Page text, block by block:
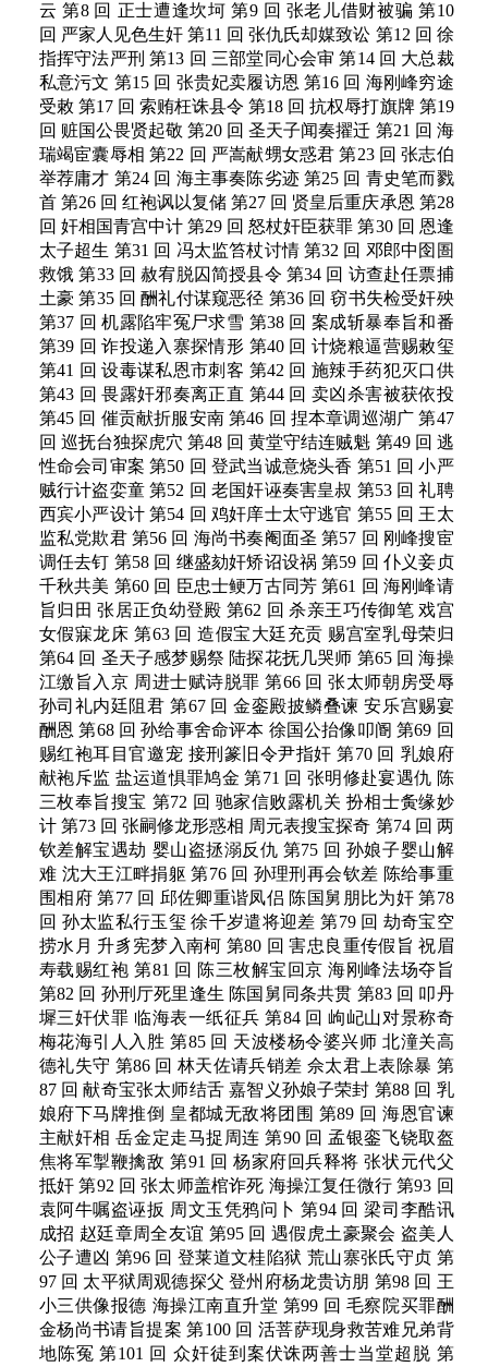
云 第8 回 正士遭逢坎坷 第9 回 张老儿借财被骗 第10
回 严家人见色生奸 第11 回 张仇氏却媒致讼 第12 回 徐
指挥守法严刑 第13 回 三部堂同心会审 第14 回 大总裁
私意污文 第15 回 张贵妃卖履访恩 第16 回 海刚峰穷途
受敕 第17 回 索贿枉诛县令 第18 回 抗权辱打旗牌 第19
回 赃国公畏贤起敬 第20 回 圣天子闻奏擢迁 第21 回 海
瑞竭宦囊辱相 第22 回 严嵩献甥女惑君 第23 回 张志伯
举荐庸才 第24 回 海主事奏陈劣迹 第25 回 青史笔而戮
首 第26 回 红袍讽以复储 第27 回 贤皇后重庆承恩 第28
回 奸相国青宫中计 第29 回 怒杖奸臣获罪 第30 回 恩逢
太子超生 第31 回 冯太监笞杖讨情 第32 回 邓郎中囹圄
救饿 第33 回 赦宥脱囚简授县令 第34 回 访查赴任票捕
土豪 第35 回 酬礼付谋窥恶径 第36 回 窃书失检受奸殃
第37 回 机露陷牢冤尸求雪 第38 回 案成斩暴奉旨和番
第39 回 诈投递入寨探情形 第40 回 计烧粮逼营赐敕玺
第41 回 设毒谋私恩市刺客 第42 回 施辣手药犯灭口供
第43 回 畏露奸邪奏离正直 第44 回 卖凶杀害被获依投
第45 回 催贡献折服安南 第46 回 捏本章调巡湖广 第47
回 巡抚台独探虎穴 第48 回 黄堂守结连贼魁 第49 回 逃
性命会司审案 第50 回 登武当诚意烧头香 第51 回 小严
贼行计盗娈童 第52 回 老国奸诬奏害皇叔 第53 回 礼聘
西宾小严设计 第54 回 鸡奸庠士太守逃官 第55 回 王太
监私党欺君 第56 回 海尚书奏阉面圣 第57 回 刚峰搜宦
调任去钉 第58 回 继盛劾奸矫诏设祸 第59 回 仆义妾贞
千秋共美 第60 回 臣忠士鲠万古同芳 第61 回 海刚峰请
旨归田 张居正负幼登殿 第62 回 杀亲王巧传御笔 戏宫
女假寐龙床 第63 回 造假宝大廷充贡 赐宫室乳母荣归
第64 回 圣天子感梦赐祭 陆探花抚几哭师 第65 回 海操
江缴旨入京 周进士赋诗脱罪 第66 回 张太师朝房受辱
孙司礼内廷阻君 第67 回 金銮殿披鳞叠谏 安乐宫赐宴
酬恩 第68 回 孙给事舍命评本 徐国公抬像叩阍 第69 回
赐红袍耳目官邀宠 接刑篆旧令尹指奸 第70 回 乳娘府
献袍斥监 盐运道惧罪鸠金 第71 回 张明修赴宴遇仇 陈
三枚奉旨搜宝 第72 回 驰家信败露机关 扮相士夤缘妙
计 第73 回 张嗣修龙形惑相 周元表搜宝探奇 第74 回 两
钦差解宝遇劫 婴山盗拯溺反仇 第75 回 孙娘子婴山解
难 沈大王江畔捐躯 第76 回 孙理刑再会钦差 陈给事重
围相府 第77 回 邱佐卿重谐凤侣 陈国舅朋比为奸 第78
回 孙太监私行玉玺 徐千岁遣将迎差 第79 回 劫奇宝空
捞水月 升豸宪梦入南柯 第80 回 害忠良重传假旨 祝眉
寿载赐红袍 第81 回 陈三枚解宝回京 海刚峰法场夺旨
第82 回 孙刑厅死里逢生 陈国舅同条共贯 第83 回 叩丹
墀三奸伏罪 临海表一纸征兵 第84 回 岣屺山对景称奇
梅花海引人入胜 第85 回 天波楼杨令婆兴师 北潼关高
德礼失守 第86 回 林天佐请兵销差 佘太君上表除暴 第
87 回 献奇宝张太师结舌 嘉智义孙娘子荣封 第88 回 乳
娘府下马牌推倒 皇都城无敌将团围 第89 回 海恩官谏
主献奸相 岳金定走马捉周连 第90 回 孟银銮飞铙取盔
焦将军掣鞭擒敌 第91 回 杨家府回兵释将 张状元代父
抵奸 第92 回 张太师盖棺诈死 海操江复任微行 第93 回
袁阿牛嘱盗诬扳 周文玉凭鸦问卜 第94 回 梁司李酷讯
成招 赵廷章周全友谊 第95 回 遇假虎土豪聚会 盗美人
公子遭凶 第96 回 登莱道文桂陷狱 荒山寨张氏守贞 第
97 回 太平狱周观德探父 登州府杨龙贵访朋 第98 回 王
小三供像报德 海操江南直升堂 第99 回 毛察院买罪酬
金杨尚书请旨提案 第100 回 活菩萨现身救苦难兄弟背
地陈冤 第101 回 众奸徒到案伏诛两善士当堂超脱 第